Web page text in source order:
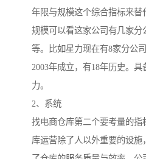
年限与规模这个综合指标来替
规模可以看这家公司有几家分
等。比如星力现在有8家分公
2003年成立，有18年历史。
力。
2、系统
找电商仓库第二个要考量的
库运营除了人以外重要的设